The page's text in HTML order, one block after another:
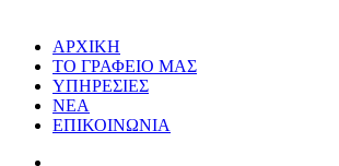
ΑΡΧΙΚΗ
ΤΟ ΓΡΑΦΕΙΟ ΜΑΣ
ΥΠΗΡΕΣΙΕΣ
ΝΕΑ
ΕΠΙΚΟΙΝΩΝΙΑ